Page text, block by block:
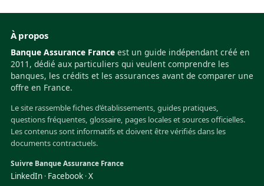
À propos
Banque Assurance France est un guide indépendant créé en
2011, dédié aux particuliers qui veulent comprendre les
banques, les crédits et les assurances avant de comparer une
offre en France.
Le site rassemble fiches d’établissements, guides pratiques,
questions fréquentes, glossaire, pages locales et sources officielles.
Les contenus sont informatifs et doivent être vérifiés dans les
documents contractuels.
Suivre Banque Assurance France
LinkedIn · Facebook ·X